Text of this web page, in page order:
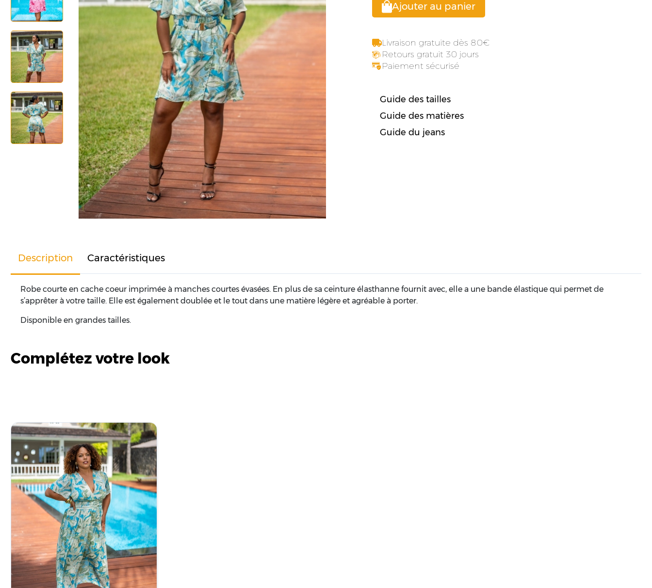
Ajouter au panier
Livraison gratuite dès 80
Retours gratuit 30 jours
Paiement sécurisé
Guide des tailles
Guide des matières
Guide du jeans
Description Caractéristiques
Robe courte en cache coeur imprimée à manches courtes évasées. En plus de sa ceinture élasthanne fournit avec, elle a une bande élastique qui permet de
s’apprêter à votre taille. Elle est également doublée et le tout dans une matière légère et agréable à porter.
Disponible en grandes tailles.
Complétez votre look